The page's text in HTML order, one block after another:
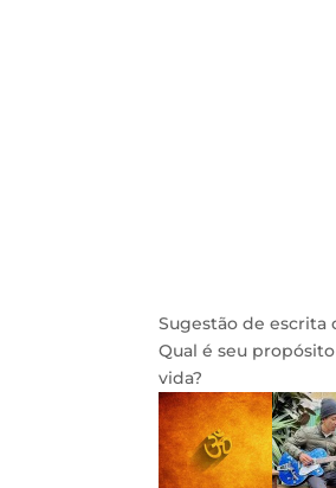
Sugestão de escrita
Qual é seu
vida?